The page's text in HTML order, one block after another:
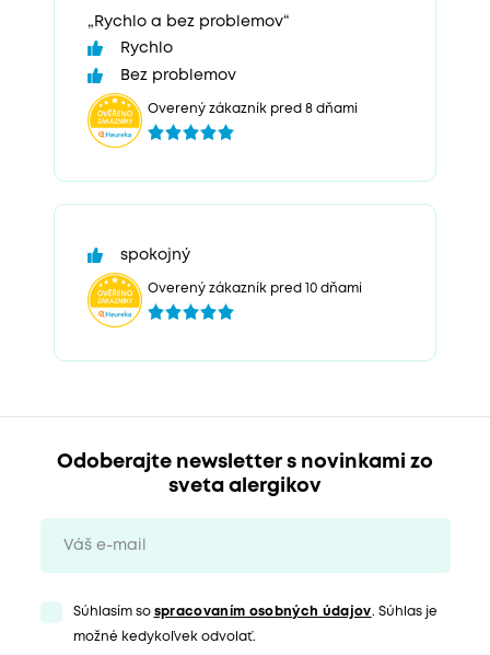
„Rychlo a bez problemov“
Rychlo
Bez problemov
Overený zákazník pred 8 dňami
spokojný
Overený zákazník pred 10 dňami
Odoberajte newsletter s novinkami zo
sveta alergikov
Súhlasím so spracovaním osobných údajov. Súhlas je
možné kedykoľvek odvolať.